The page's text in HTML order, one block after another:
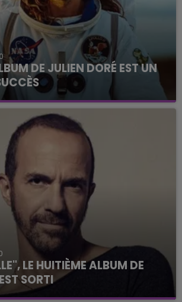
DE JULIEN DORÉ EST UN
avec impatience la sortie
LE HUITIÈME ALBUM DE
SORTI
d'attendre.